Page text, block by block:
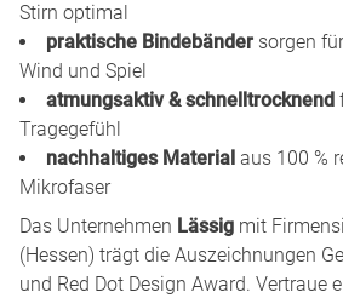
Stirn optimal
praktische Bindebänder sorgen
Wind und Spiel
atmungsaktiv & schnelltrocknend
Tragegefühl
nachhaltiges Material aus 100 %
Mikrofaser
Das Unternehmen Lässig mit
(Hessen) trägt die Auszeichnungen
und Red Dot Design Award. Vertraue